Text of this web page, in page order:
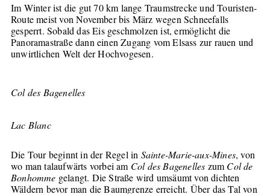
Im Winter ist die gut 70 km lange Traumstrecke und Touristen-
Route meist von November bis März wegen Schneefalls
gesperrt. Sobald das Eis geschmolzen ist, ermöglicht die
Panoramastraße dann einen Zugang vom Elsass zur rauen und
unwirtlichen Welt der Hochvogesen.
Col des Bagenelles
Lac Blanc
Die Tour beginnt in der Regel in Sainte-Marie-aux-Mines, von
wo man talaufwärts vorbei am Col des Bagenelles zum Col de
Bonhomme gelangt. Die Straße wird umsäumt von dichten
Wäldern bevor man die Baumgrenze erreicht. Über das Tal von